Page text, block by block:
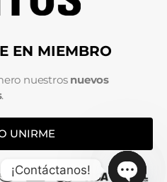
EN MIEMBRO
nuestros nuevos
.
UNIRME
¡Contáctanos!